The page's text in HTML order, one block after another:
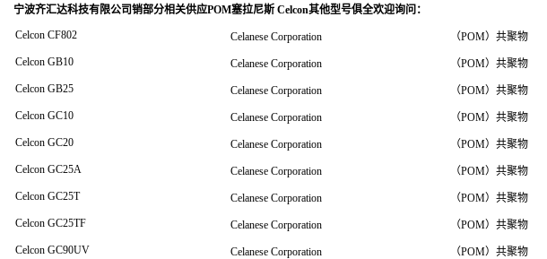
宁波齐汇达科技有限公司销部分相关供应POM塞拉尼斯 Celcon其他型号俱全欢迎询问 ：
Celcon CF802
Celanese Corporation
（POM）共聚物
Celcon GB10
Celanese Corporation
（POM）共聚物
Celcon GB25
Celanese Corporation
（POM）共聚物
Celcon GC10
Celanese Corporation
（POM）共聚物
Celcon GC20
Celanese Corporation
（POM）共聚物
Celcon GC25A
Celanese Corporation
（POM）共聚物
Celcon GC25T
Celanese Corporation
（POM）共聚物
Celcon GC25TF
Celanese Corporation
（POM）共聚物
Celcon GC90UV
Celanese Corporation
（POM）共聚物